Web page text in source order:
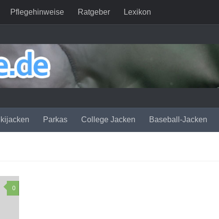
Pflegehinweise Ratgeber Lexikon
Parkas College Jacken Baseball-Jacken
0